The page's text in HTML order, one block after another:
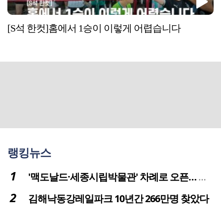
[S석 한컷]홈에서 1승이 이렇게 어렵습니다
랭킹뉴스
'맥도날드·세종시립박물관' 차례로 오픈… 고운동 정주여건 좋아진다
김해낙동강레일파크 10년간 266만명 찾았다